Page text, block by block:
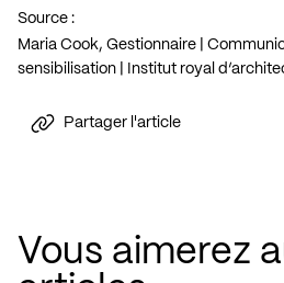
Source :
Maria Cook, Gestionnaire |
sensibilisation | Institut royal
Partager l'article
Vous aimerez